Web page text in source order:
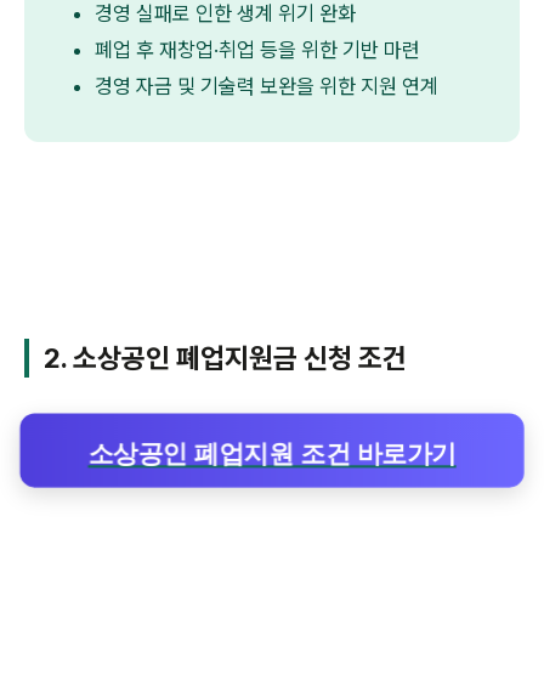
경영 실패로 인한 생계 위기 완화
폐업 후 재창업·취업 등을 위한 기반 마련
경영 자금 및 기술력 보완을 위한 지원 연계
2. 소상공인 폐업지원금 신청 조건
소상공인 폐업지원 조건 바로가기